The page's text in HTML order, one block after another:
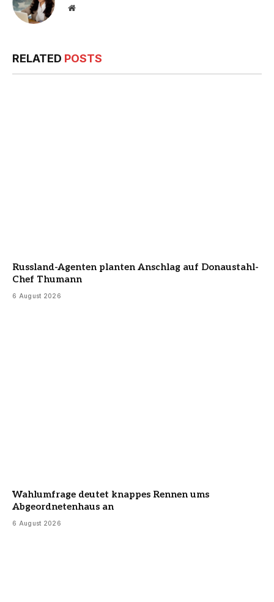
Website
RELATED POSTS
Russland-Agenten planten Anschlag auf Donaustahl-
Chef Thumann
6 August 2026
Wahlumfrage deutet knappes Rennen ums
Abgeordnetenhaus an
6 August 2026